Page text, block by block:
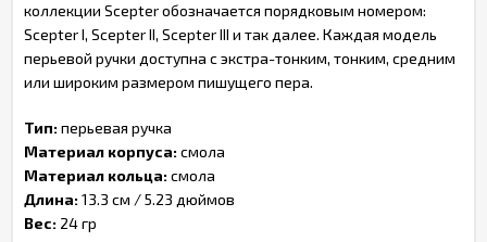
коллекции Scepter обозначается порядковым номером:
Scepter I, Scepter II, Scepter III и так далее. Каждая модель
перьевой ручки доступна с экстра-тонким, тонким, средним
или широким размером пишущего пера.
Тип:перьевая ручка
Материал корпуса:смола
Материал кольца:смола
Длина:13.3 см / 5.23 дюймов
Вес: 24 гр